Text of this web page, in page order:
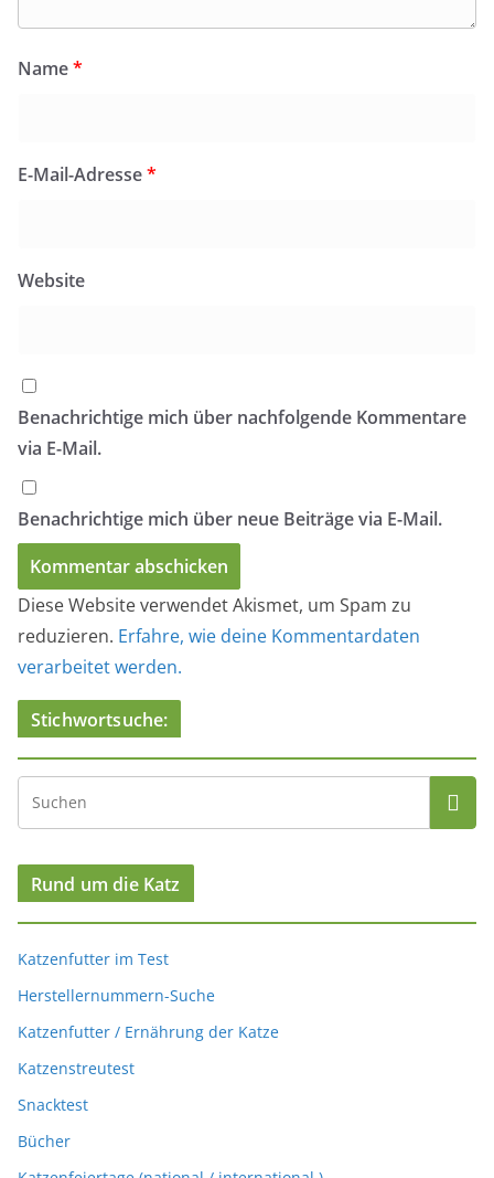
Name*
E-Mail-Adresse*
Website
Benachrichtige mich über nachfolgende Kommentare
via E-Mail.
Benachrichtige mich über neue Beiträge via E-Mail.
Diese Website verwendet Akismet, um Spam zu
reduzieren. Erfahre, wie deine Kommentardaten
verarbeitet werden.
Stichwortsuche:
Rund um die Katz
Katzenfutter im Test
Herstellernummern-Suche
Katzenfutter / Ernährung der Katze
Katzenstreutest
Snacktest
Bücher